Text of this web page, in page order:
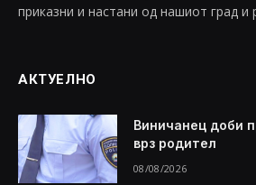
приказни и настани од нашиот град и
АКТУЕЛНО
Виничанец доби
врз родител
08/08/2026